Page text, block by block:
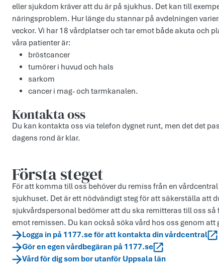
eller sjukdom kräver att du är på sjukhus. Det kan till
näringsproblem. Hur länge du stannar på avdelningen
veckor. Vi har 18 vårdplatser och tar emot både akuta och
våra patienter är:
bröstcancer
tumörer i huvud och hals
sarkom
cancer i mag- och tarmkanalen.
Kontakta oss
Du kan kontakta oss via telefon dygnet runt, men det det
dagens rond är klar.
Första steget
För att komma till oss behöver du remiss från en
sjukhuset. Det är ett nödvändigt steg för att säkerställa att
sjukvårdspersonal bedömer att du ska remitteras till oss så
emot remissen. Du kan också söka vård hos oss genom att
Logga in på 1177.se för att kontakta din vårdcentral
Gör en egen vårdbegäran på 1177.se
Vård för dig som bor utanför Uppsala län